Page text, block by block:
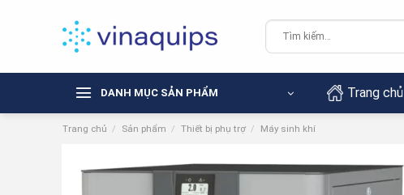
Tìm
kiếm:
DANH MỤC SẢN PHẨM Trang chủ
Trang chủ / Sản phẩm / Thiết bị phụ trợ / Máy sinh khí